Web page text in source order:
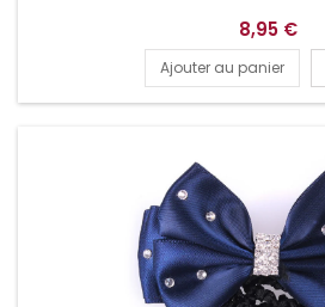
8,95 €
Ajouter au panier